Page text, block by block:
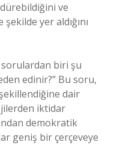
ve
yer aldığını
biri şu
edinir?” Bu soru,
dair
iktidar
demokratik
geniş bir çerçeveye